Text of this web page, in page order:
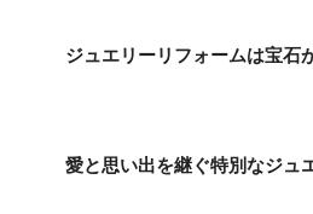
ジュエリーリフォームは宝石
愛と思い出を継ぐ特別なジュ